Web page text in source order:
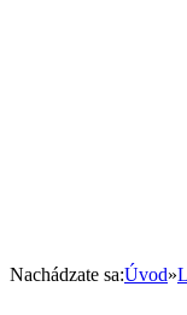
Nachádzate sa:Úvod»